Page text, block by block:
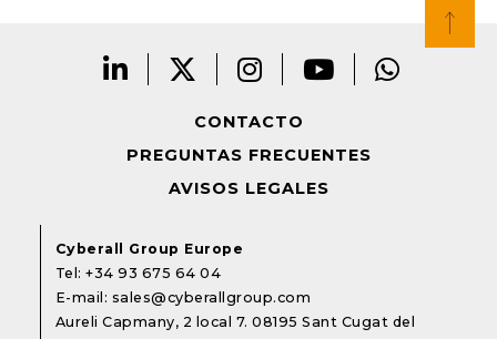
CONTACTO
PREGUNTAS FRECUENTES
AVISOS LEGALES
Cyberall Group Europe
Tel:+34 93 675 64 04
E-mail: sales@cyberallgroup.com
Aureli Capmany, 2 local 7. 08195 Sant Cugat del